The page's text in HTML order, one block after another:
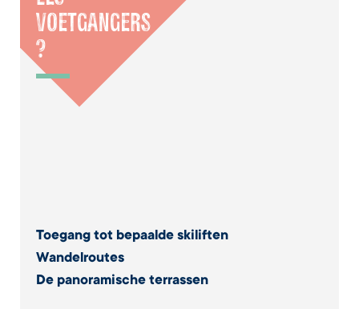
VOETGANGERS
?
Toegang tot bepaalde skiliften
Wandelroutes
De panoramische terrassen